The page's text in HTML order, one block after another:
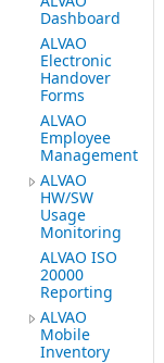
Dashboard
ALVAO
Electronic
Handover
Forms
ALVAO
Employee
Management
ALVAO
HW/SW
Usage
Monitoring
ALVAO ISO
20000
Reporting
ALVAO
Mobile
Inventory